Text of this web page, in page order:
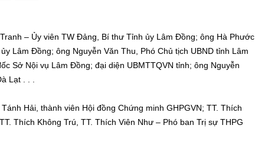
– Ủy viên TW Đảng, Bí thư Tỉnh ủy Lâm Đồng; ông Hà Phước
Lâm Đồng; ông Nguyễn Văn Thu, Phó Chủ tịch UBND tỉnh Lâm
Sở Nội vụ Lâm Đồng; đại diện UBMTTQVN tỉnh; ông Nguyễn
Lạt . . .
Hải, thành viên Hội đồng Chứng minh GHPGVN; TT. Thích
Thích Không Trú, TT. Thích Viên Như – Phó ban Trị sự THPG